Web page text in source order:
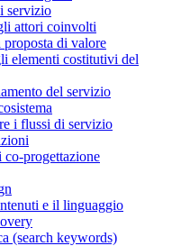
servizio
attori coinvolti
di valore
elementi costitutivi del
del servizio
i flussi di servizio
progettazione
e il linguaggio
(search keywords)